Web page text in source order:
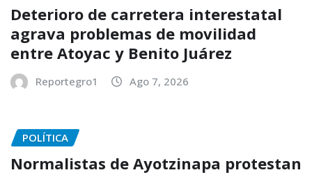
Deterioro de carretera interestatal
agrava problemas de movilidad
entre Atoyac y Benito Juárez
Reportegro1 Ago 7, 2026
POLÍTICA
Normalistas de Ayotzinapa protestan